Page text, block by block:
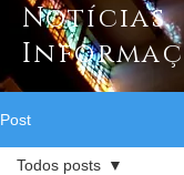
Post
Todos posts